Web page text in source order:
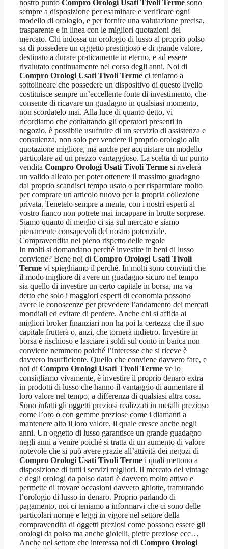
nostro punto Compro Orologi Usati Tivoli Terme sono
sempre a disposizione per esaminare e verificare ogni
modello di orologio, e per fornire una valutazione precisa,
trasparente e in linea con le migliori quotazioni del
mercato. Chi indossa un orologio di lusso al proprio polso
sa di possedere un oggetto prestigioso e di grande valore,
destinato a durare praticamente in eterno, e ad essere
rivalutato continuamente nel corso degli anni. Noi di
Compro Orologi Usati Tivoli Terme ci teniamo a
sottolineare che possedere un dispositivo di questo livello
costituisce sempre un’eccellente fonte di investimento, che
consente di ricavare un guadagno in qualsiasi momento,
non scordatelo mai. Alla luce di quanto detto, vi
ricordiamo che contattando gli operatori presenti in
negozio, è possibile usufruire di un servizio di assistenza e
consulenza, non solo per vendere il proprio orologio alla
quotazione migliore, ma anche per acquistare un modello
particolare ad un prezzo vantaggioso. La scelta di un punto
vendita Compro Orologi Usati Tivoli Terme si rivelerà
un valido alleato per poter ottenere il massimo guadagno
dal proprio scandisci tempo usato o per risparmiare molto
per comprare un articolo nuovo per la propria collezione
privata. Tenetelo sempre a mente, con i nostri esperti al
vostro fianco non potrete mai incappare in brutte sorprese.
Siamo quanto di meglio ci sia sul mercato e siamo
pienamente consapevoli del nostro potenziale.
Compravendita nel pieno rispetto delle regole
In molti si domandano perché investire in beni di lusso
conviene? Bene noi di Compro Orologi Usati Tivoli
Terme vi spieghiamo il perché. In molti sono convinti che
il modo migliore di avere un guadagno sicuro nel tempo
sia quello di investire un certo capitale in borsa, ma va
detto che solo i maggiori esperti di economia possono
avere le conoscenze per prevedere l’andamento dei mercati
mondiali ed evitare di perdere. Anche chi si affida ai
migliori broker finanziari non ha poi la certezza che il suo
capitale frutterà o, anzi, che tornerà indietro. Investire in
borsa è rischioso e lasciare i soldi sul conto in banca non
conviene nemmeno poiché l’interesse che si riceve è
davvero insufficiente. Quello che conviene davvero fare, e
noi di Compro Orologi Usati Tivoli Terme ve lo
consigliamo vivamente, è investire il proprio denaro extra
in prodotti di lusso che hanno il vantaggio di aumentare il
loro valore nel tempo, a differenza di qualsiasi altra cosa.
Sono infatti gli oggetti preziosi realizzati in metalli prezioso
come l’oro o con gemme preziose come i diamanti a
mantenere alto il loro valore, il quale cresce anche negli
anni. Un oggetto di lusso garantisce un grande guadagno
negli anni a venire poiché si tratta di un aumento di valore
notevole che si può avere grazie all’attività dei negozi di
Compro Orologi Usati Tivoli Terme i quali mettono a
disposizione di tutti i servizi migliori. Il mercato del vintage
e degli orologi da polso datati è davvero molto attivo e
permette di trovare occasioni davvero ghiotte, tramutando
l’orologio di lusso in denaro. Proprio parlando di
pagamento, noi ci teniamo a informarvi che ci sono delle
particolari norme e leggi in vigore nel settore della
compravendita di oggetti preziosi come possono essere gli
orologi da polso ma anche gioielli, pietre preziose ecc…
Anche nel settore che interessa noi di Compro Orologi